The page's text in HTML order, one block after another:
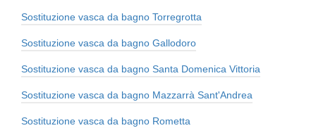
Sostituzione vasca da bagno Torregrotta
Sostituzione vasca da bagno Gallodoro
Sostituzione vasca da bagno Santa Domenica Vittoria
Sostituzione vasca da bagno Mazzarrà Sant'Andrea
Sostituzione vasca da bagno Rometta